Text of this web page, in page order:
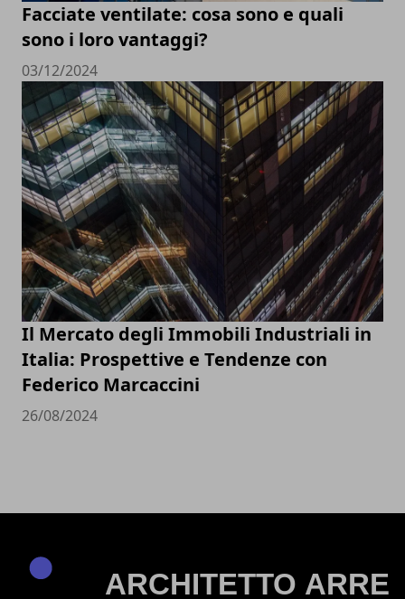
Facciate ventilate: cosa sono e quali
sono i loro vantaggi?
03/12/2024
Il Mercato degli Immobili Industriali in
Italia: Prospettive e Tendenze con
Federico Marcaccini
26/08/2024